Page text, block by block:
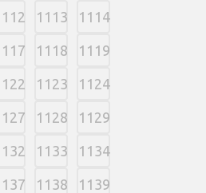
1113 1114
1118 1119
1123 1124
1128 1129
1133 1134
1138 1139